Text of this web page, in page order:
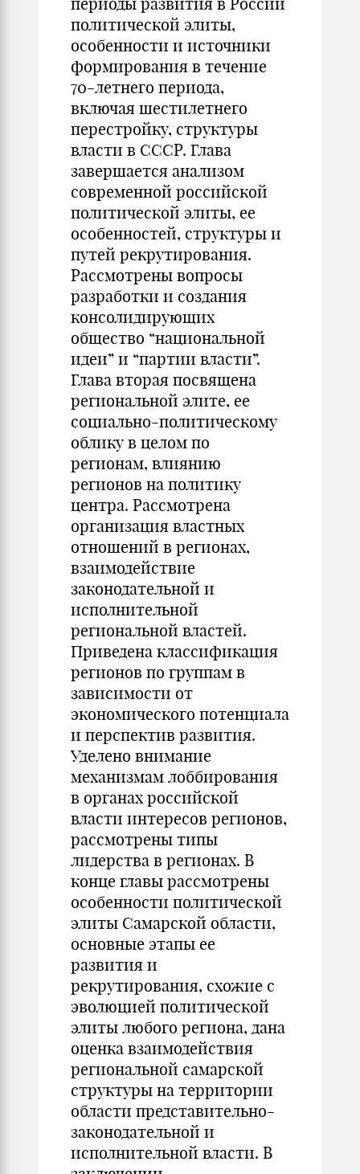
политической элиты,
особенности и источники
формирования в течение
70-летнего периода,
включая шестилетнего
перестройку, структуры
власти в СССР. Глава
завершается анализом
современной российской
политической элиты, ее
особенностей, структуры и
путей рекрутирования.
Рассмотрены вопросы
разработки и создания
консолидирующих
общество “национальной
идеи” и “партии власти”.
Глава вторая посвящена
региональной элите, ее
социально-политическому
облику в целом по
регионам, влиянию
регионов на политику
центра. Рассмотрена
организация властных
отношений в регионах,
взаимодействие
законодательной и
исполнительной
региональной властей.
Приведена классификация
регионов по группам в
зависимости от
экономического потенциала
и перспектив развития.
Уделено внимание
механизмам лоббирования
в органах российской
власти интересов регионов,
рассмотрены типы
лидерства в регионах. В
конце главы рассмотрены
особенности политической
элиты Самарской области,
основные этапы ее
развития и
рекрутирования, схожие с
эволюцией политической
элиты любого региона, дана
оценка взаимодействия
региональной самарской
структуры на территории
области представительно-
законодательной и
исполнительной власти. В